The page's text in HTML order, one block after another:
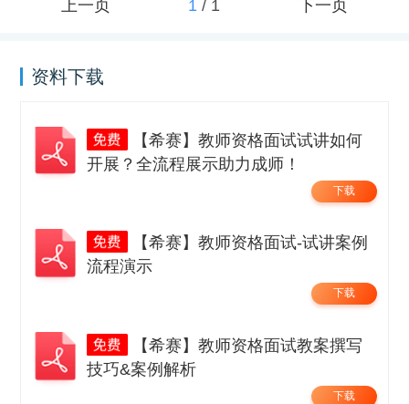
上一页 1 / 1 下一页
资料下载
【希赛】教师资格面试试讲如何
开展？全流程展示助力成师！
下载
【希赛】教师资格面试-试讲案例
流程演示
下载
【希赛】教师资格面试教案撰写
技巧&案例解析
下载